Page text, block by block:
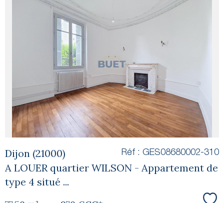
voir le
bien
Dijon (21000)
A LOUER quartier WILSON - Appartement de
type 4 situé ...
Réf : GES08680002-310